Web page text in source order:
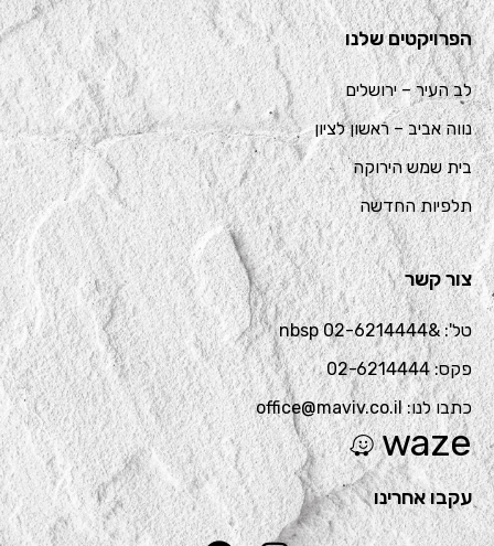
הפרויקטים שלנו
לב העיר – ירושלים
נווה אביב – ראשון לציון
בית שמש הירוקה
תלפיות החדשה
צור קשר
טל': &nbsp 02-6214444
פקס: 02-6214444
כתבו לנו: office@maviv.co.il
waze
עקבו אחרינו